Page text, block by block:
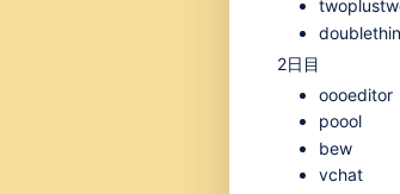
2日目
oooeditor
poool
bew
vchat